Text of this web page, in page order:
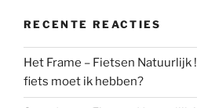
RECENTE REACTIES
Het Frame – Fietsen Natuurlijk !
fiets moet ik hebben?